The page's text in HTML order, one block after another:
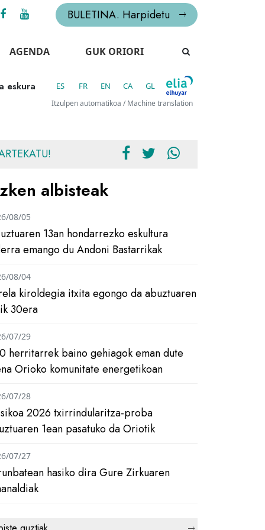
BULETINA. Harpidetu
AGENDA GUK ORIORI
eskura
ES FR EN CA GL
Itzulpen automatikoa / Machine translation
albisteak
13an hondarrezko eskultura
emango du Andoni Bastarrikak
08/05
kiroldegia itxita egongo da abuztuaren
30era
08/04
herritarrek baino gehiagok eman dute
Orioko komunitate energetikoan
07/29
2026 txirrindularitza-proba
1ean pasatuko da Oriotik
07/28
hasiko dira Gure Zirkuaren
07/27